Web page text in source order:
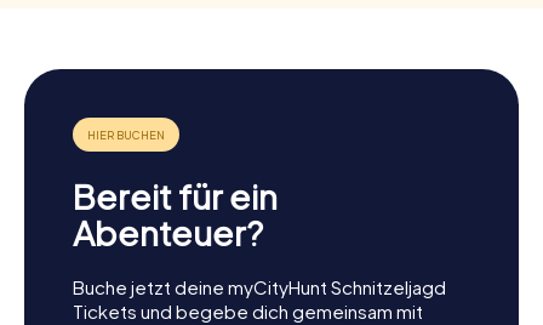
Bereit für ein
Abenteuer?
Buche jetzt deine myCityHunt Schnitzeljagd
Tickets und begebe dich gemeinsam mit